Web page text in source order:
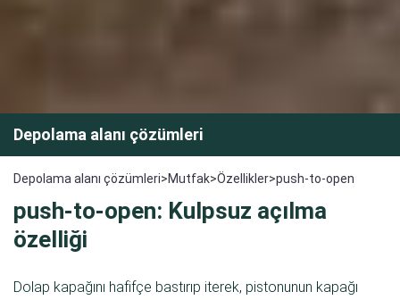
Depolama alanı çözümleri
Depolama alanı çözümleri>Mutfak>Özellikler>push-to-open
push-to-open: Kulpsuz açılma
özelliği
Dolap kapağını hafifçe bastırıp iterek, pistonunun kapağı